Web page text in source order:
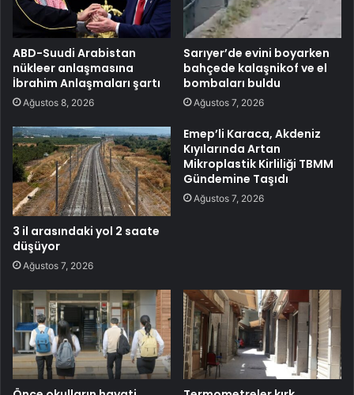
ABD-Suudi Arabistan
nükleer anlaşmasına
İbrahim Anlaşmaları şartı
Ağustos 8, 2026
Sarıyer’de evini boyarken
bahçede kalaşnikof ve el
bombaları buldu
Ağustos 7, 2026
3 il arasındaki yol 2 saate
düşüyor
Ağustos 7, 2026
Emep’li Karaca, Akdeniz
Kıyılarında Artan
Mikroplastik Kirliliği TBMM
Gündemine Taşıdı
Ağustos 7, 2026